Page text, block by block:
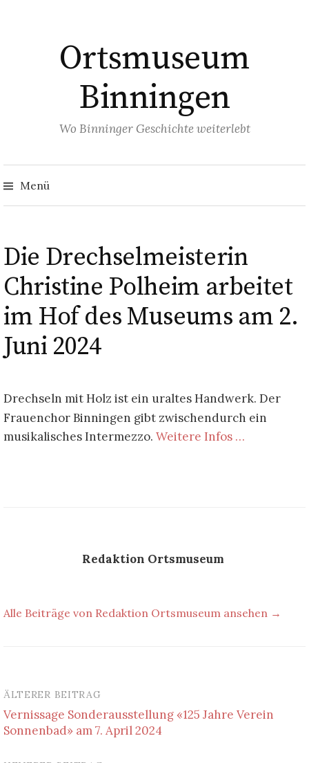
Ortsmuseum
Binningen
Wo Binninger Geschichte weiterlebt
Menü
Die Drechselmeisterin
Christine Polheim arbeitet
im Hof des Museums am 2.
Juni 2024
Drechseln mit Holz ist ein uraltes Handwerk. Der
Frauenchor Binningen gibt zwischendurch ein
musikalisches Intermezzo. Weitere Infos …
Redaktion Ortsmuseum
Alle Beiträge von Redaktion Ortsmuseum ansehen →
Beitrags-
Navigation
ÄLTERER BEITRAG
Vernissage Sonderausstellung «125 Jahre Verein
Sonnenbad» am 7. April 2024